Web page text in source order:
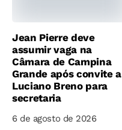
Jean Pierre deve
assumir vaga na
Câmara de Campina
Grande após convite a
Luciano Breno para
secretaria
6 de agosto de 2026